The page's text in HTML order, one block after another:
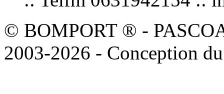
© BOMPORT ® -
2003-2026 - Conception